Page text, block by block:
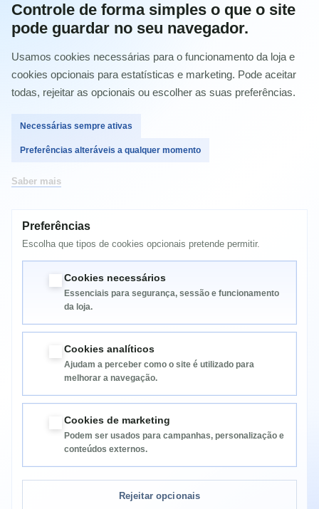
45,39 €com IVA
Quantidade
MAIS INFORMAÇÃO
Informação
Categorias
Informação da Loja
Controle de forma simples o que o site
pode guardar no seu navegador.
Usamos cookies necessárias para o funcionamento da loja e
cookies opcionais para estatísticas e marketing. Pode aceitar
todas, rejeitar as opcionais ou escolher as suas preferências.
Necessárias sempre ativas
Preferências alteráveis a qualquer momento
Saber mais
Preferências
Escolha que tipos de cookies opcionais pretende permitir.
Cookies necessários
Essenciais para segurança, sessão e funcionamento
da loja.
Cookies analíticos
Ajudam a perceber como o site é utilizado para
melhorar a navegação.
Cookies de marketing
Podem ser usados para campanhas, personalização e
conteúdos externos.
Rejeitar opcionais